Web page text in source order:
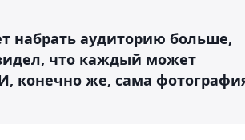
набрать аудиторию больше,
что каждый может
конечно же, сама